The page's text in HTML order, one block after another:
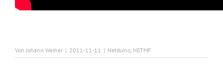
VonJohann Weiher | 2011-11-11 | Netduino, NETMF